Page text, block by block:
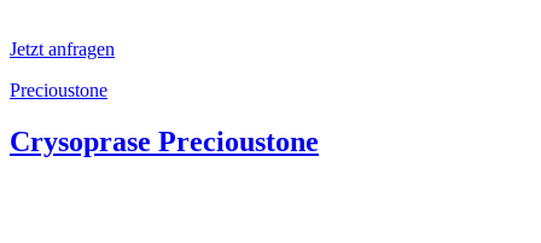
Jetzt anfragen
Precioustone
Crysoprase Precioustone